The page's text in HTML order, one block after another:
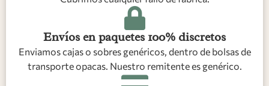
Envíos en paquetes 100% discretos
Enviamos cajas o sobres genéricos, dentro de bolsas de
transporte opacas. Nuestro remitente es genérico.